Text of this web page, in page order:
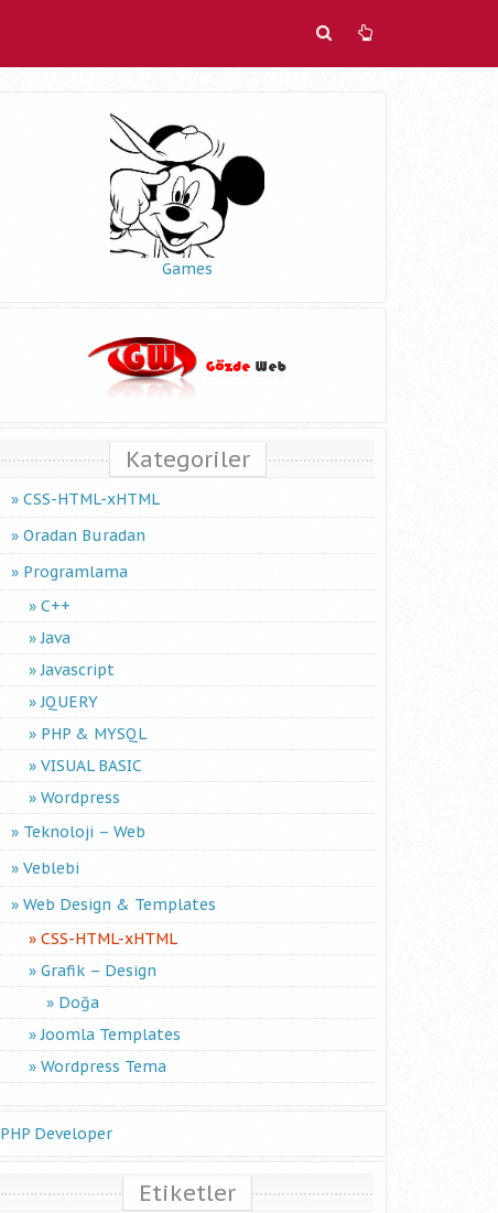
Games
Kategoriler
CSS-HTML-xHTML
Oradan Buradan
Programlama
C++
Java
Javascript
JQUERY
PHP & MYSQL
VISUAL BASIC
Wordpress
Teknoloji – Web
Veblebi
Web Design & Templates
CSS-HTML-xHTML
Grafik – Design
Doğa
Joomla Templates
Wordpress Tema
PHP Developer
Etiketler